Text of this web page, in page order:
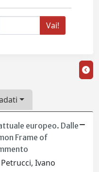
europeo. Dalle
Frame of
Ivano